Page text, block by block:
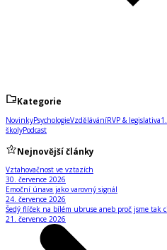
Kategorie
NovinkyPsychologieVzděláváníRVP & legislativa
školyPodcast
Nejnovější články
Vztahovačnost ve vztazích
30. července 2026
Emoční únava jako varovný signál
24. července 2026
Šedý flíček na bílém ubruse aneb proč jsme
21. července 2026